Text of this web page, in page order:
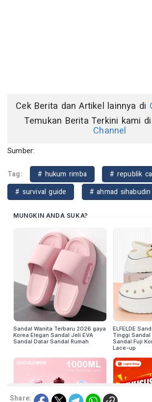
Cek Berita dan Artikel lainnya di
Temukan Berita Terkini kami di
Channel
Sumber:
Tag: # hukum rimba
# republik
# survival guide
# ahmad sihabudin
Share: